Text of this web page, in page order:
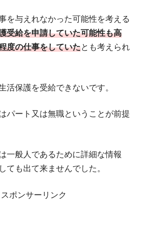
を与えれなかった可能性を考える
受給を申請していた可能性も高
度の仕事をしていたとも考えられ
活保護を受給できないです。
パート又は無職ということが前提
一般人であるために詳細な情報
ても出て来ませんでした。
スポンサーリンク